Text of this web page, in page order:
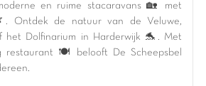
en ruime stacaravans 🏡 met
Ontdek de natuur van de Veluwe,
het Dolfinarium in Harderwijk 🐬. Met
restaurant 🍽️ belooft De Scheepsbel